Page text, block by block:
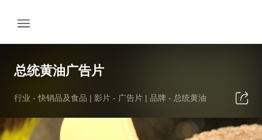
总统黄油广告片
行业 -快销品及食品 | 影片 - 广告片 | 品牌 - 总统黄油